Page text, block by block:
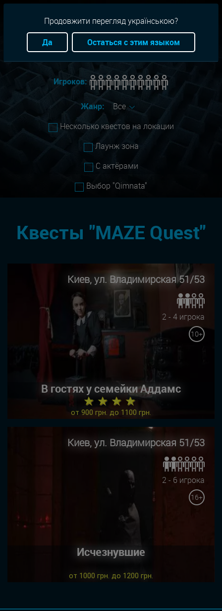
Город: kiev
Игроков:
Жанр:
Все
Несколько квестов на локации
Лаунж зона
С актёрами
Выбор "Qimnata"
Квесты "MAZE Quest"
Киев, ул. Владимирская 51/53
2 - 4 игрока
10+
В гостях у семейки Аддамс
★ ★ ★ ★
от 900 грн. до 1100 грн.
Киев, ул. Владимирская 51/53
2 - 6 игрока
16+
Исчезнувшие
от 1000 грн. до 1200 грн.
Продовжити перегляд українською?
Да
Остаться с этим языком